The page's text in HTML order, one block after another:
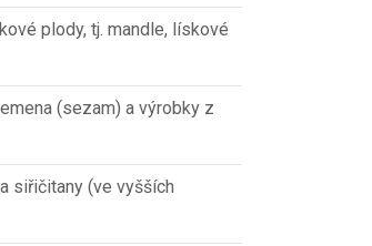
plody, tj. mandle, lískové
(sezam) a výrobky z
siřičitany (ve vyšších